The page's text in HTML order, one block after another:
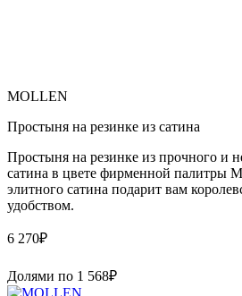
MOLLEN
Простыня на резинке из сатина
Простыня на резинке из прочного и
сатина в цвете фирменной палитры
элитного сатина подарит вам
удобством.
6 270₽
Долями по 1 568₽